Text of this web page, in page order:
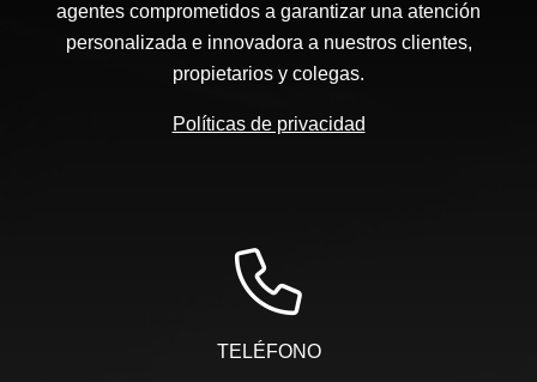
agentes comprometidos a garantizar una atención
personalizada e innovadora a nuestros clientes,
propietarios y colegas.
Políticas de privacidad
TELÉFONO